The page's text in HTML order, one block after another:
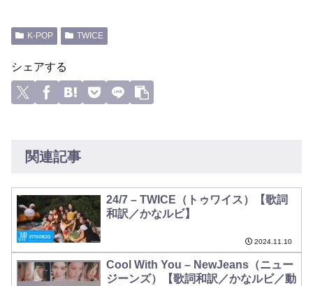
K-POP TWICE
シェアする
関連記事
24/7 – TWICE（トゥワイス）【歌詞
和訳／かなルビ】
2024.11.10
Cool With You – NewJeans（ニュー
ジーンズ）【歌詞和訳／かなルビ／動